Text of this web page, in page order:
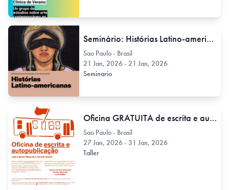
Seminário: Histórias Latino-americanas
Sao Paulo - Brasil
21 Jan, 2026 - 21 Jan, 2026
Seminario
Oficina GRATUITA de escrita e autopublicação
Sao Paulo - Brasil
27 Jan, 2026 - 31 Jan, 2026
Taller